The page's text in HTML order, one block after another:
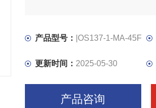
产品型号： |OS137-1-MA-45F
更新时间： 2025-05-30
产品咨询